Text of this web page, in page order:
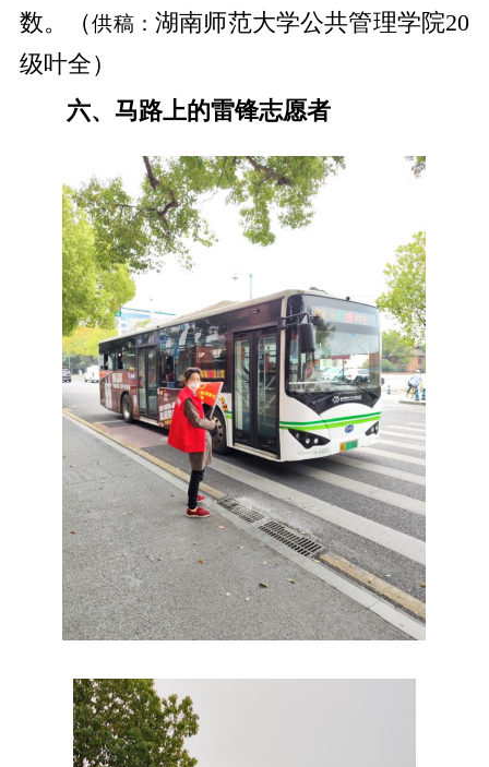
数。（供稿： 湖南师范大学公共管理学院20
级叶全）
六、马路上的雷锋志愿者